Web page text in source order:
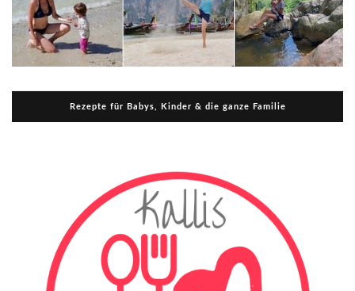
Rezepte für Babys, Kinder & die ganze Familie